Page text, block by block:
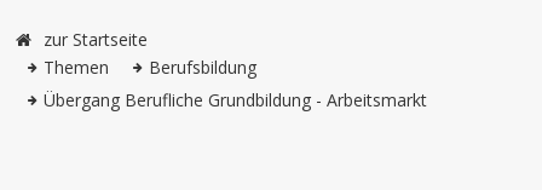
zur Startseite
Themen
Berufsbildung
Übergang Berufliche Grundbildung - Arbeitsmarkt